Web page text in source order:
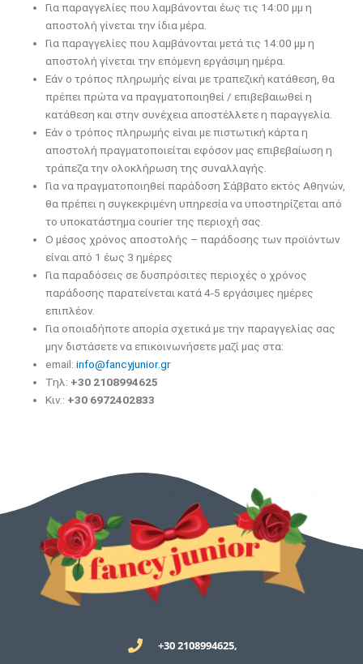
Για παραγγελίες που λαμβάνονται έως τις 14:00 μμ η
αποστολή γίνεται την ίδια μέρα.
Για παραγγελίες που λαμβάνονται μετά τις 14:00 μμ η
αποστολή γίνεται την επόμενη εργάσιμη ημέρα.
Εάν ο τρόπος πληρωμής είναι με τραπεζική κατάθεση, θα
πρέπει πρώτα να πραγματοποιηθεί / επιβεβαιωθεί η
κατάθεση και στην συνέχεια αποστέλλετε η παραγγελία.
Εάν ο τρόπος πληρωμής είναι με πιστωτική κάρτα η
αποστολή πραγματοποιείται εφόσον μας επιβεβαίωση η
τράπεζα την ολοκλήρωση της συναλλαγής.
Για να πραγματοποιηθεί παράδοση Σάββατο εκτός Αθηνών,
θα πρέπει η συγκεκριμένη υπηρεσία να υποστηρίζεται από
το υποκατάστημα courier της περιοχή σας.
Ο μέσος χρόνος αποστολής – παράδοσης των προϊόντων
είναι από 1 έως 3 ημέρες
Για παραδόσεις σε δυσπρόσιτες περιοχές ο χρόνος
παράδοσης παρατείνεται κατά 4-5 εργάσιμες ημέρες
επιπλέον.
Για οποιαδήποτε απορία σχετικά με την παραγγελίας σας
μην διστάσετε να επικοινωνήσετε μαζί μας στα:
email:info@fancyjunior.gr
Τηλ: +30 2108994625
Κιν.: +30 6972402833
+30 2108994625,